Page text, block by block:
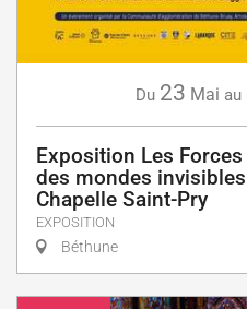
Du 23 Mai au
Exposition Les
des mondes
Chapelle Saint-Pry
EXPOSITION
Béthune